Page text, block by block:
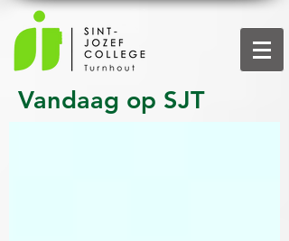
Vandaag op SJT